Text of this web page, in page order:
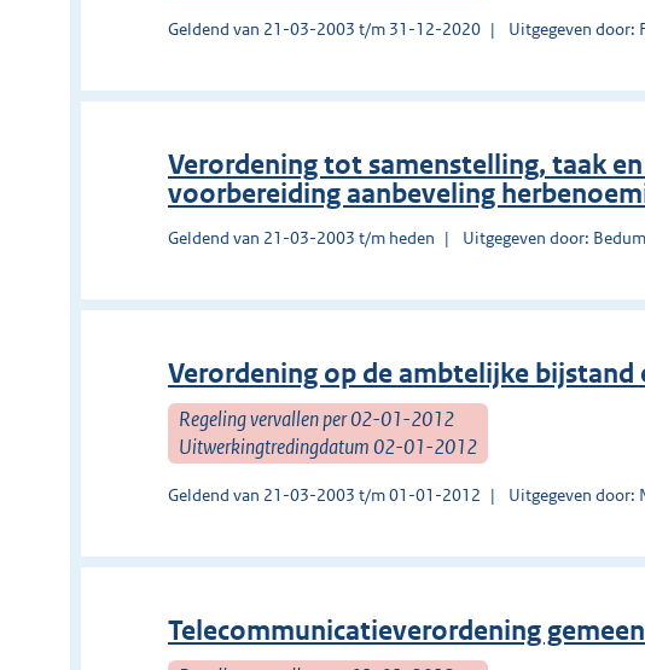
Geldend van 21-03-2003 t/m 31-12-2020 Uitgegeven door:
Verordening tot samenstelling, taak
voorbereiding aanbeveling
Geldend van 21-03-2003 t/m heden Uitgegeven door: Bedum
Verordening op de ambtelijke
Regeling vervallen per 02-01-2012
Uitwerkingtredingdatum 02-01-2012
Geldend van 21-03-2003 t/m 01-01-2012 Uitgegeven door:
Telecommunicatieverordening